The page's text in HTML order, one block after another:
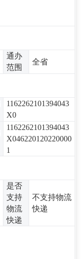
通办
范围
全省
1162262101394043
X0
1162262101394043
X046220120220000
1
是否
支持
物流
快递
不支持物流
快递